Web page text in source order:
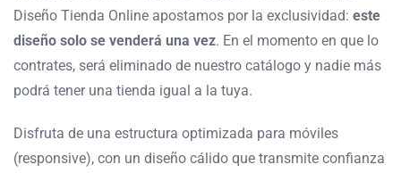
Diseño Tienda Online apostamos por la exclusividad: este
diseño solo se venderá una vez. En el momento en que lo
contrates, será eliminado de nuestro catálogo y nadie más
podrá tener una tienda igual a la tuya.
Disfruta de una estructura optimizada para móviles
(responsive), con un diseño cálido que transmite confianza